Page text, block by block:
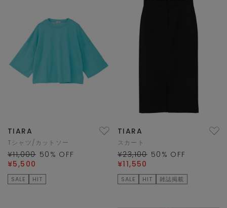
TIARA
Tシャツ/カットソー
¥11,000 50 % OFF
¥5,500
SALE HIT
TIARA
スカート
¥23,100 50 % OFF
¥11,550
SALE HIT 雑誌掲載